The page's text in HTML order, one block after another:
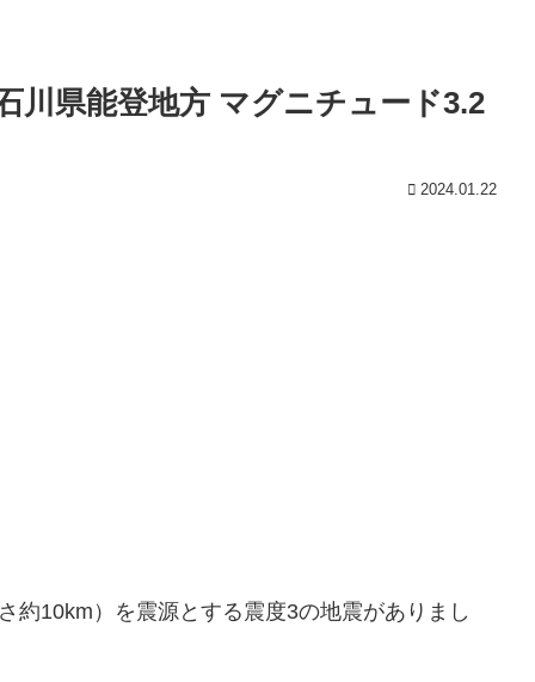
川県能登地方 マグニチュード3.2
2024.01.22
約10km）を震源とする震度3の地震がありまし